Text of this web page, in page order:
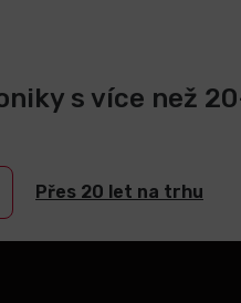
s více než
Přes 20 let na trhu